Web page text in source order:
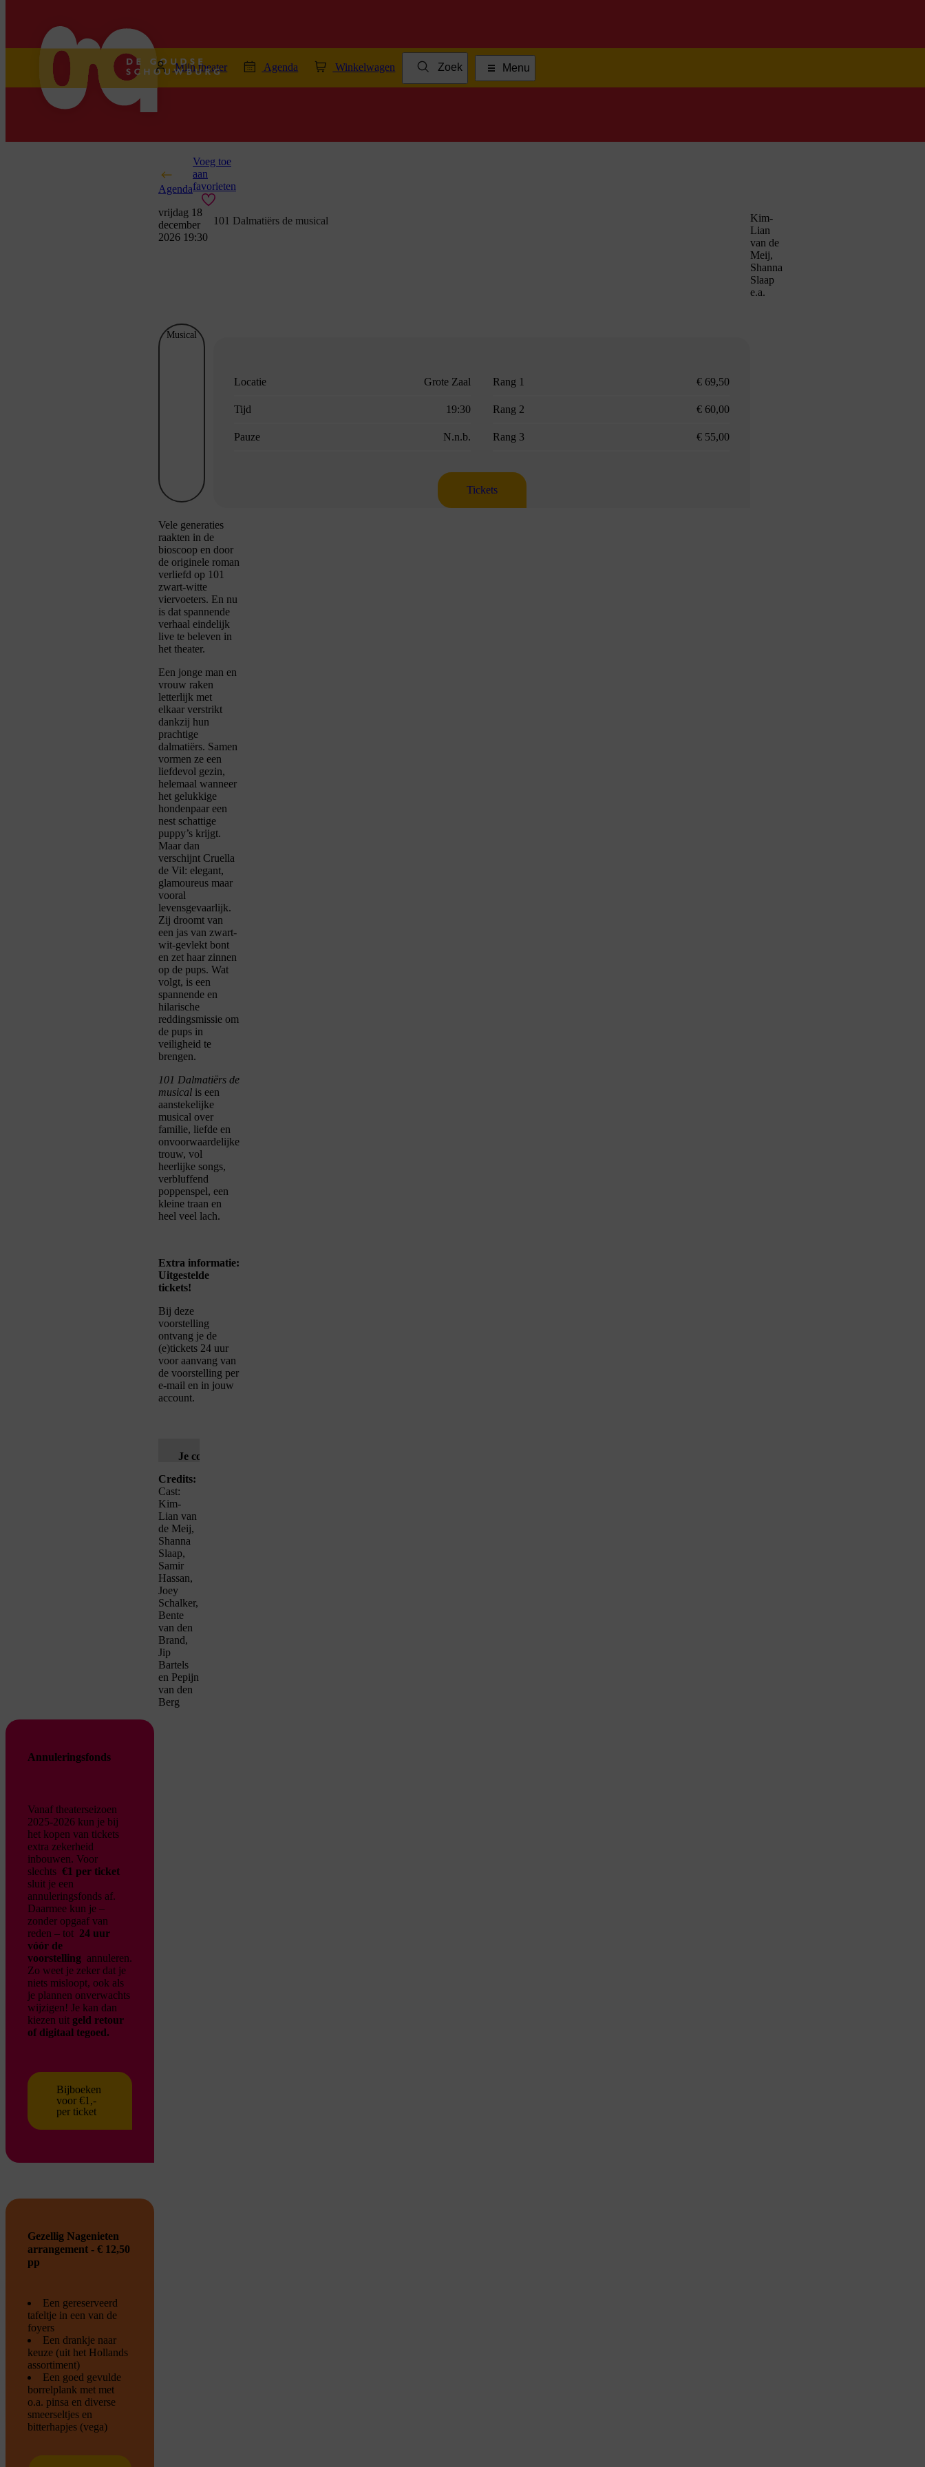
Mijn theater Agenda Winkelwagen Zoek Menu
Agenda
Voeg toe
aan
favorieten
vrijdag 18
december
2026 19:30
101 Dalmatiërs de musical
Kim-
Lian
van de
Meij,
Shanna
Slaap
e.a.
Musical
Locatie Grote Zaal
Tijd 19:30
Pauze N.n.b.
Rang 1 € 69,50
Rang 2 € 60,00
Rang 3 € 55,00
Tickets
Vele generaties
raakten in de
bioscoop en door
de originele roman
verliefd op 101
zwart-witte
viervoeters. En nu
is dat spannende
verhaal eindelijk
live te beleven in
het theater.
Een jonge man en
vrouw raken
letterlijk met
elkaar verstrikt
dankzij hun
prachtige
dalmatiërs. Samen
vormen ze een
liefdevol gezin,
helemaal wanneer
het gelukkige
hondenpaar een
nest schattige
puppy’s krijgt.
Maar dan
verschijnt Cruella
de Vil: elegant,
glamoureus maar
vooral
levensgevaarlijk.
Zij droomt van
een jas van zwart-
wit-gevlekt bont
en zet haar zinnen
op de pups. Wat
volgt, is een
spannende en
hilarische
reddingsmissie om
de pups in
veiligheid te
brengen.
101 Dalmatiërs de
musical is een
aanstekelijke
musical over
familie, liefde en
onvoorwaardelijke
trouw, vol
heerlijke songs,
verbluffend
poppenspel, een
kleine traan en
heel veel lach.
Extra informatie:
Uitgestelde
tickets!
Bij deze
voorstelling
ontvang je de
(e)tickets 24 uur
voor aanvang van
de voorstelling per
e-mail en in jouw
account.
Je cookie instellingen
blokkeren youtube.
Pas
gebruik te maken van
Credits:
Cast:
Kim-
Lian van
de Meij,
Shanna
Slaap,
Samir
Hassan,
Joey
Schalker,
Bente
van den
Brand,
Jip
Bartels
en Pepijn
van den
Berg
Annuleringsfonds
Vanaf theaterseizoen
2025-2026 kun je bij
het kopen van tickets
extra zekerheid
inbouwen. Voor
slechts €1 per ticket
sluit je een
annuleringsfonds af.
Daarmee kun je –
zonder opgaaf van
reden – tot 24 uur
vóór de
voorstelling annuleren.
Zo weet je zeker dat je
niets misloopt, ook als
je plannen onverwachts
wijzigen! Je kan dan
kiezen uit geld retour
of digitaal tegoed.
Bijboeken
voor €1,-
per ticket
Gezellig Nagenieten
arrangement - € 12,50
pp
Een gereserveerd
tafeltje in een van de
foyers
Een drankje naar
keuze (uit het Hollands
assortiment)
Een goed gevulde
borrelplank met met
o.a. pinsa en diverse
smeerseltjes en
bitterhapjes (vega)